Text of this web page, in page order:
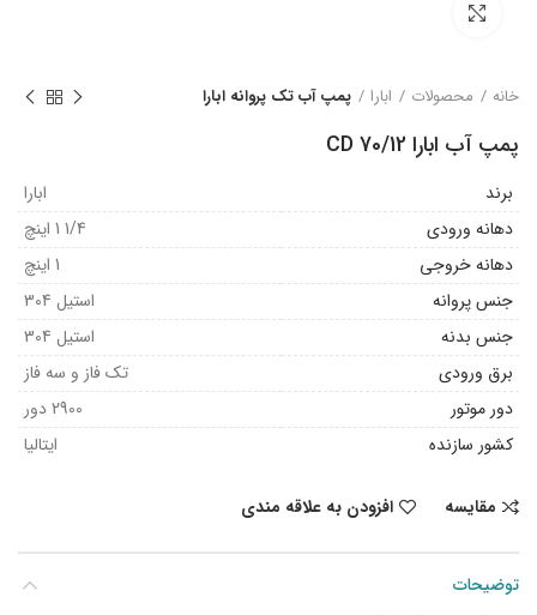
خانه محصولات ابارا پمپ آب تک پروانه ابارا
پمپ آب ابارا CD 70/12
برند
ابارا
دهانه ورودی
1/4 1 اینچ
دهانه خروجی
1 اینچ
جنس پروانه
استیل 304
جنس بدنه
استیل 304
برق ورودی
تک فاز و سه فاز
دور موتور
2900 دور
کشور سازنده
ایتالیا
مقایسه افزودن به علاقه مندی
توضیحات